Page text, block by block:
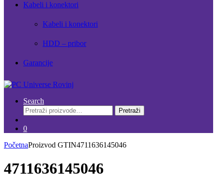
Kabeli i konektori
Kabeli i konektori
HDD – pribor
Garancije
Search
Pretraži:
Pretraži
0
PočetnaProizvod GTIN4711636145046
4711636145046